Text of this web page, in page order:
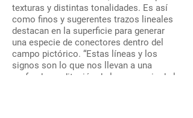
texturas y distintas tonalidades. Es así
como finos y sugerentes trazos lineales
destacan en la superficie para generar
una especie de conectores dentro del
campo pictórico. “Estas líneas y los
signos son lo que nos llevan a una
profunda meditación de la presencia de la